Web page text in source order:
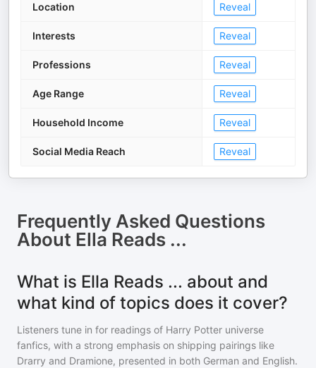
Location Reveal
Interests Reveal
Professions Reveal
Age Range Reveal
Household Income Reveal
Social Media Reach Reveal
Frequently Asked Questions
About Ella Reads ...
What is Ella Reads ... about and
what kind of topics does it cover?
Listeners tune in for readings of Harry Potter universe
fanfics, with a strong emphasis on shipping pairings like
Drarry and Dramione, presented in both German and English.